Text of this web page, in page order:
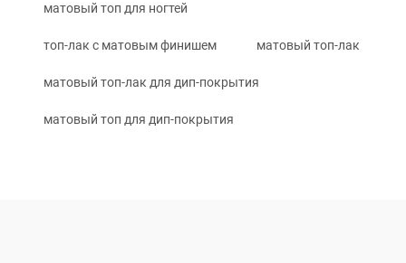
матовый топ для ногтей
топ-лак с матовым финишем матовый топ-лак
матовый топ-лак для дип-покрытия
матовый топ для дип-покрытия